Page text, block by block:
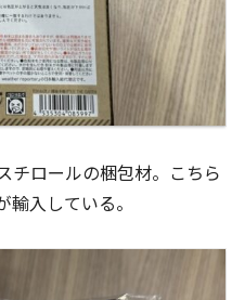
チロールの梱包材。こちら
入している。